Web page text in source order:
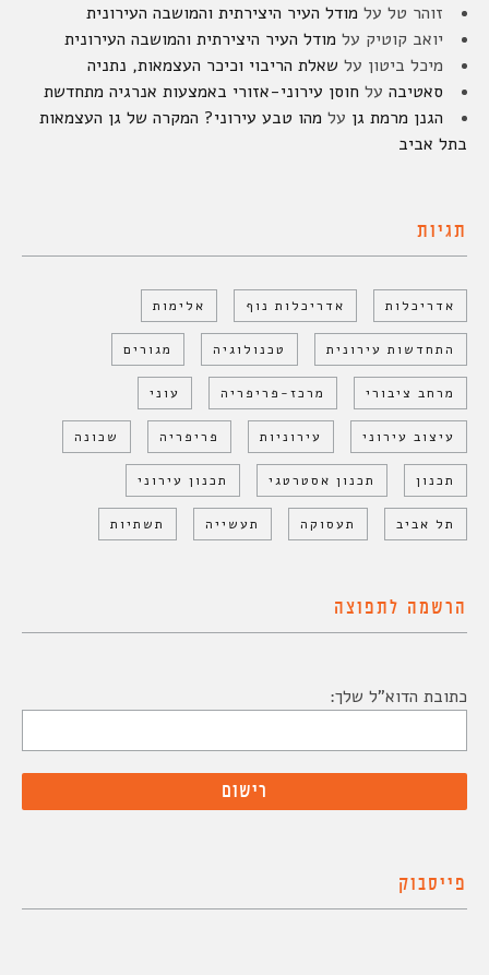
זוהר טל על מודל העיר היצירתית והמושבה העירונית
יואב קוטיק על מודל העיר היצירתית והמושבה העירונית
מיכל ביטון על שאלת הריבוי וכיכר העצמאות, נתניה
סאטיבה על חוסן עירוני-אזורי באמצעות אנרגיה מתחדשת
הגנן מרמת גן על מהו טבע עירוני? המקרה של גן העצמאות
בתל אביב
תגיות
אדריכלות אדריכלות נוף אלימות
התחדשות עירונית טכנולוגיה מגורים
מרחב ציבורי מרכז-פריפריה עוני
עיצוב עירוני עירוניות פריפריה שכונה
תכנון תכנון אסטרטגי תכנון עירוני
תל אביב תעסוקה תעשייה תשתיות
הרשמה לתפוצה
כתובת הדוא"ל שלך:
פייסבוק